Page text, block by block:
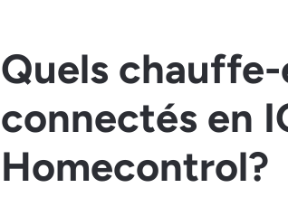
Quels
connectés en
Homecontrol?